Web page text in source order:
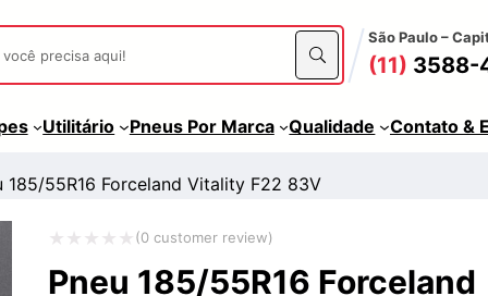
São Paulo –
(11) 3588-
Utilitário Pneus Por Marca Qualidade Contato &
185/55R16 Forceland Vitality F22 83V
Avaliação
(0 customer review)
Pneu 185/55R16 Forceland